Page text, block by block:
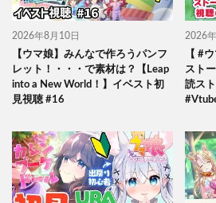
2026年8月10日
【ウマ娘】みんなで作ろうパンフ
レット！・・・で素材は？【Leap
into a New World！】イベスト初
見視聴 #16
2026
【 #
スト
読ス